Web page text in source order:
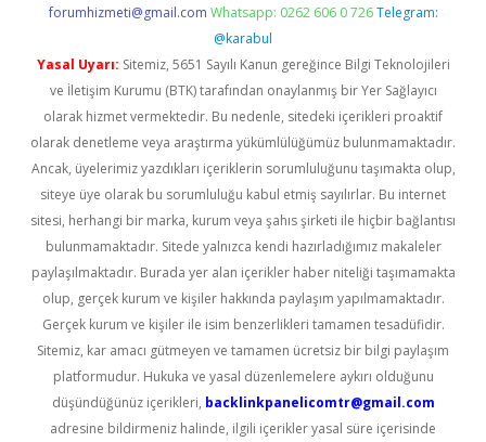
forumhizmeti@gmail.com Whatsapp: 0262 606 0 726 Telegram:
@karabul
Yasal Uyarı: Sitemiz, 5651 Sayılı Kanun gereğince Bilgi Teknolojileri
ve İletişim Kurumu (BTK) tarafından onaylanmış bir Yer Sağlayıcı
olarak hizmet vermektedir. Bu nedenle, sitedeki içerikleri proaktif
olarak denetleme veya araştırma yükümlülüğümüz bulunmamaktadır.
Ancak, üyelerimiz yazdıkları içeriklerin sorumluluğunu taşımakta olup,
siteye üye olarak bu sorumluluğu kabul etmiş sayılırlar. Bu internet
sitesi, herhangi bir marka, kurum veya şahıs şirketi ile hiçbir bağlantısı
bulunmamaktadır. Sitede yalnızca kendi hazırladığımız makaleler
paylaşılmaktadır. Burada yer alan içerikler haber niteliği taşımamakta
olup, gerçek kurum ve kişiler hakkında paylaşım yapılmamaktadır.
Gerçek kurum ve kişiler ile isim benzerlikleri tamamen tesadüfidir.
Sitemiz, kar amacı gütmeyen ve tamamen ücretsiz bir bilgi paylaşım
platformudur. Hukuka ve yasal düzenlemelere aykırı olduğunu
düşündüğünüz içerikleri, backlinkpanelicomtr@gmail.com
adresine bildirmeniz halinde, ilgili içerikler yasal süre içerisinde